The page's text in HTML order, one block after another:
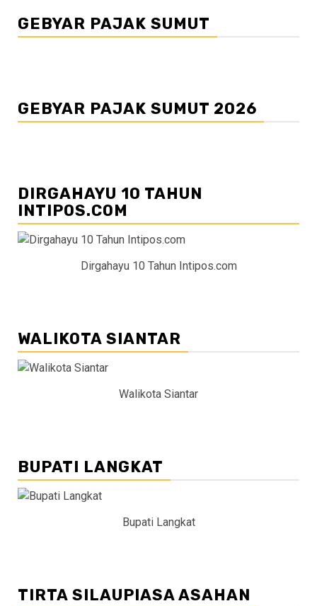
GEBYAR PAJAK SUMUT
GEBYAR PAJAK SUMUT 2026
DIRGAHAYU 10 TAHUN
INTIPOS.COM
Dirgahayu 10 Tahun Intipos.com
WALIKOTA SIANTAR
Walikota Siantar
BUPATI LANGKAT
Bupati Langkat
TIRTA SILAUPIASA ASAHAN